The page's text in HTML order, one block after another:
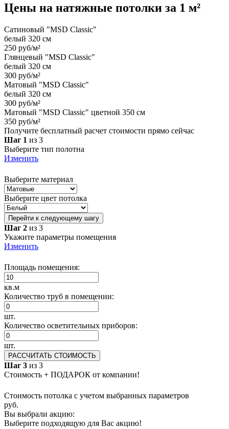
Цены на натяжные потолки за 1 м²
Сатиновый "MSD Classic"
белый 320 см
250 руб/м²
Глянцевый "MSD Classic"
белый 320 см
300 руб/м²
Матовый "MSD Classic"
белый 320 см
300 руб/м²
Матовый "MSD Classic" цветной 350 см
350 руб/м²
Получите бесплатный расчет стоимости прямо сейчас
Шаг 1 из 3
Выберите тип полотна
Изменить
Выберите материал
Выберите цвет потолка
Перейти к следующему шагу
Шаг 2 из 3
Укажите параметры помещения
Изменить
Площадь помещения:
кв.м
Количество труб в помещении:
шт.
Количество осветительных приборов:
шт.
РАССЧИТАТЬ СТОИМОСТЬ
Шаг 3 из 3
Стоимость + ПОДАРОК от компании!
Стоимость потолка с учетом выбранных параметров
руб.
Вы выбрали акцию:
Выберите подходящую для Вас акцию!